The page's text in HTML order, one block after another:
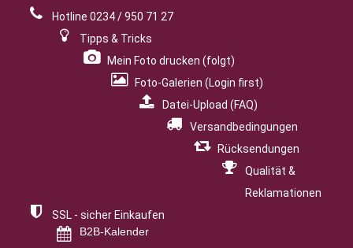
Hotline 0234 / 950 71 27
Tipps & Tricks
Mein Foto drucken (folgt)
Foto-Galerien (Login first)
Datei-Upload (FAQ)
Versandbedingungen
Rücksendungen
Qualität &
Reklamationen
SSL - sicher Einkaufen
B2B-Kalender